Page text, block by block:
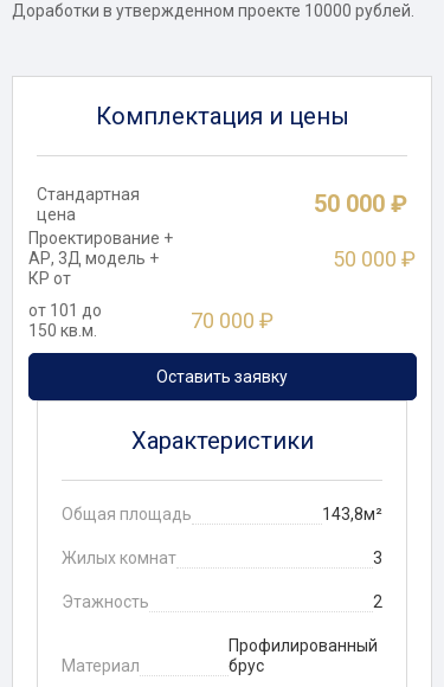
Доработки в утвержденном проекте 10000 рублей.
Комплектация и цены
Стандартная
цена
50 000 ₽
Проектирование +
АР, 3Д модель +
КР от
50 000 ₽
от 101 до
150 кв.м.
70 000 ₽
Оставить заявку
Характеристики
Общая площадь 143,8м²
Жилых комнат 3
Этажность 2
Материал
Профилированный
брус